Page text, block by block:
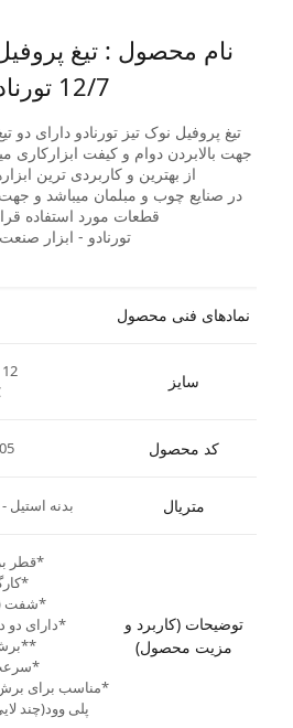
نام محصول : تیغ
12/7 تورنادو
تیغ پروفیل نوک تیز تورنادو دارای دو
جهت بالابردن دوام و کیفت ابزارکاری
از بهترین و کاربردی ترین
در صنایع چوب و مبلمان میباشد و
قطعات مورد استفاده
تورنادو - ابزار
نمادهای فنی محصول
سایز
کد محصول
متریال بدنه استیل -
توضیحات (کاربرد و
مزیت محصول)
*قطر برش 12.7
*کارگیر 9.5
*شفت (ساق)
*دارای دو
*مناسب برای
پلی وود(چند